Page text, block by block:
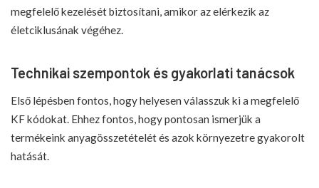
megfelelő kezelését biztosítani, amikor az elérkezik az
életciklusának végéhez.
Technikai szempontok és gyakorlati tanácsok
Első lépésben fontos, hogy helyesen válasszuk ki a megfelelő
KF kódokat. Ehhez fontos, hogy pontosan ismerjük a
termékeink anyagösszetételétés azok környezetre gyakorolt
hatását.